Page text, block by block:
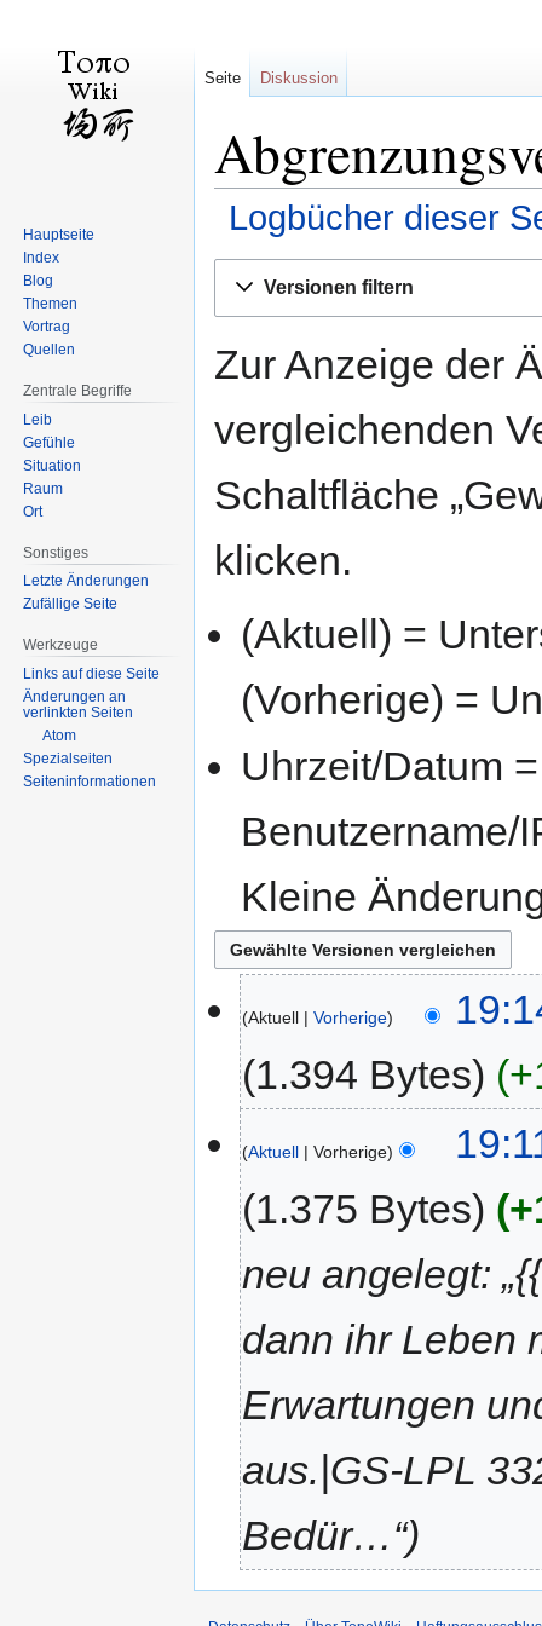
Logbücher dieser
Navigation
Suche
Versionen filtern
Zur Anzeige der
vergleichenden
Schaltfläche
klicken.
(Aktuell) =
(Vorherige) =
Uhrzeit/Datum
Benutzername/
Kleine
Aktuell Vorherige
1.394 Bytes
Aktuell Vorherige
1.375 Bytes
neu angelegt:
dann ihr Leben
Erwartungen
aus.|GS-LPL
Bedür…“
Seite Diskussion
Hauptseite
Index
Blog
Themen
Vortrag
Quellen
Zentrale Begriffe
Leib
Gefühle
Situation
Raum
Ort
Sonstiges
Letzte Änderungen
Zufällige Seite
Werkzeuge
Links auf diese Seite
Änderungen an
verlinkten Seiten
Atom
Spezialseiten
Seiten­informationen